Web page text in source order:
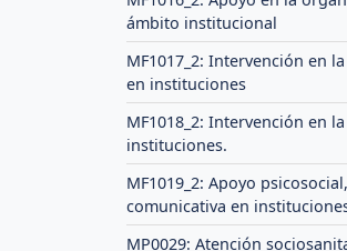
ámbito institucional
MF1017_2: Intervención en
en instituciones
MF1018_2: Intervención en
instituciones.
MF1019_2: Apoyo
comunicativa en
MP0029: Atención